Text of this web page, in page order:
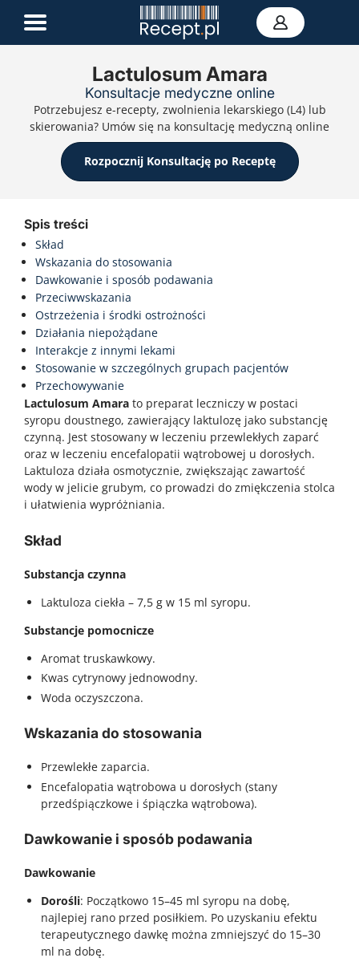
E-recepta
Zwolnienie L4
E-skierowanie
Teleporada
Portal zdrowia
Lactulosum Amara
Konsultacje medyczne online
Potrzebujesz e-recepty, zwolnienia lekarskiego (L4) lub
skierowania? Umów się na konsultację medyczną online
Rozpocznij Konsultację po Receptę
Spis treści
Skład
Wskazania do stosowania
Dawkowanie i sposób podawania
Przeciwwskazania
Ostrzeżenia i środki ostrożności
Działania niepożądane
Interakcje z innymi lekami
Stosowanie w szczególnych grupach pacjentów
Przechowywanie
Lactulosum Amara to preparat leczniczy w postaci
syropu doustnego, zawierający laktulozę jako substancję
czynną. Jest stosowany w leczeniu przewlekłych zaparć
oraz w leczeniu encefalopatii wątrobowej u dorosłych.
Laktuloza działa osmotycznie, zwiększając zawartość
wody w jelicie grubym, co prowadzi do zmiękczenia stolca
i ułatwienia wypróżniania.
Skład
Substancja czynna
Laktuloza ciekła – 7,5 g w 15 ml syropu.
Substancje pomocnicze
Aromat truskawkowy.
Kwas cytrynowy jednowodny.
Woda oczyszczona.
Wskazania do stosowania
Przewlekłe zaparcia.
Encefalopatia wątrobowa u dorosłych (stany
przedśpiączkowe i śpiączka wątrobowa).
Dawkowanie i sposób podawania
Dawkowanie
Dorośli: Początkowo 15–45 ml syropu na dobę,
najlepiej rano przed posiłkiem. Po uzyskaniu efektu
terapeutycznego dawkę można zmniejszyć do 15–30
ml na dobę.